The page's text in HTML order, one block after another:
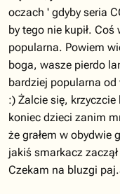
oczach ' gdyby seria
by tego nie kupił.
popularna. Powiem
boga, wasze pierdo
bardziej popularna od
:) Żalcie się,
koniec dzieci zanim
że grałem w obydwie
jakiś smarkacz
Czekam na bluzgi